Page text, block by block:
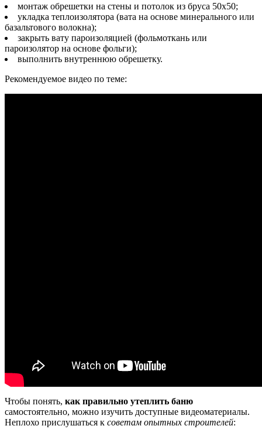
монтаж обрешетки на стены и потолок из бруса 50х50;
укладка теплоизолятора (вата на основе минерального или
базальтового волокна);
закрыть вату пароизоляцией (фольмоткань или
пароизолятор на основе фольги);
выполнить внутреннюю обрешетку.
Рекомендуемое видео по теме:
Чтобы понять, как правильно утеплить баню
самостоятельно, можно изучить доступные видеоматериалы.
Неплохо прислушаться к советам опытных строителей: